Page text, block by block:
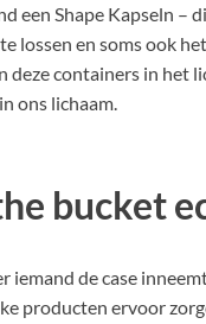
een Shape Kapseln –
lossen en soms ook
containers in het
ons lichaam.
bucket
de case
producten ervoor